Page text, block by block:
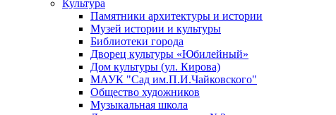
Культура
Памятники архитектуры и истории
Музей истории и культуры
Библиотеки города
Дворец культуры «Юбилейный»
Дом культуры (ул. Кирова)
МАУК "Сад им.П.И.Чайковского"
Общество художников
Музыкальная школа